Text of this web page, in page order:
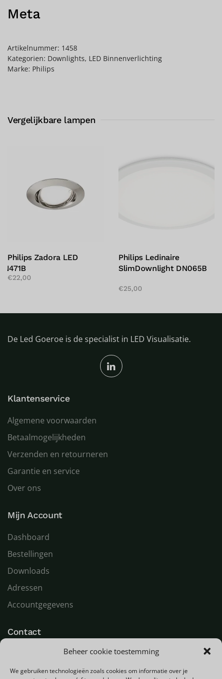
Beheer cookie toestemming
We gebruiken technologieën zoals cookies om informatie over je
Meta
Artikelnummer: 1458
Kategorien: Downlights, LED Binnenverlichting
Marke: Philips
Vergelijkbare lampen
Philips Zadora LED
€22,00
Philips Ledinaire
SlimDownlight DN065B
€25,00
De Led Goeroe is de specialist in LED Visualisatie.
Klantenservice
Algemene voorwaarden
Betaalmogelijkheden
Verzenden en retourneren
Garantie en service
Over ons
Mijn Account
Dashboard
Bestellingen
Downloads
Adressen
Accountgegevens
Contact
Compagnonsweg 7